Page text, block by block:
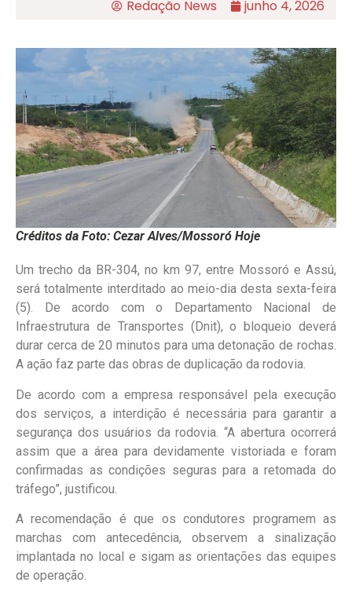
Redação News junho 4, 2026
Créditos da Foto: Cezar Alves/Mossoró Hoje
Um trecho da BR-304, no km 97, entre Mossoró e Assú,
será totalmente interditado ao meio-dia desta sexta-feira
(5). De acordo com o Departamento Nacional de
Infraestrutura de Transportes (Dnit), o bloqueio deverá
durar cerca de 20 minutos para uma detonação de rochas.
A ação faz parte das obras de duplicação da rodovia.
De acordo com a empresa responsável pela execução
dos serviços, a interdição é necessária para garantir a
segurança dos usuários da rodovia. “A abertura ocorrerá
assim que a área para devidamente vistoriada e foram
confirmadas as condições seguras para a retomada do
tráfego”, justificou.
A recomendação é que os condutores programem as
marchas com antecedência, observem a sinalização
implantada no local e sigam as orientações das equipes
de operação.